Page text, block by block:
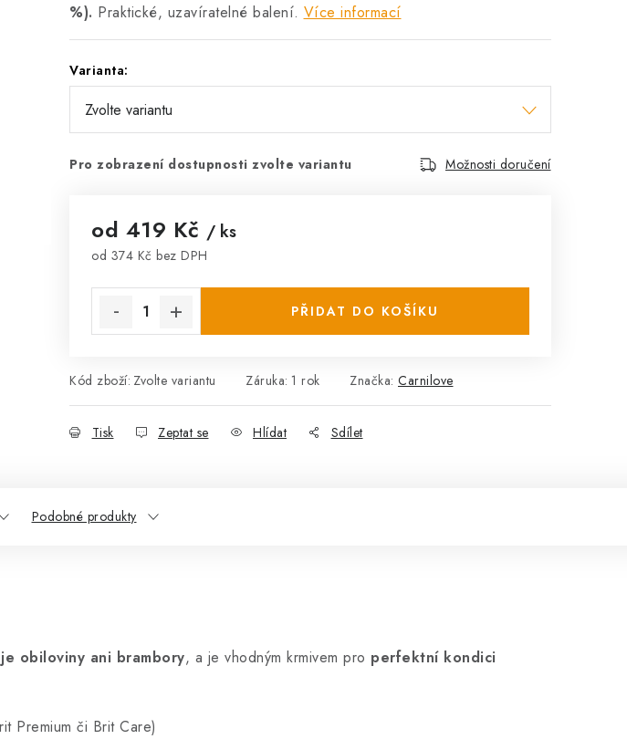
%). Praktické, uzavíratelné balení. Více informací
Varianta:
Pro zobrazení dostupnosti zvolte variantu Možnosti doručení
od 419 Kč / ks
od 374 Kč bez DPH
PŘIDAT DO KOŠÍKU
Kód zboží: Zvolte variantu Záruka: 1 rok Značka: Carnilove
Tisk Zeptat se Hlídat Sdílet
Podobné produkty
obiloviny ani brambory, a je vhodným krmivem pro perfektní kondici
Premium či Brit Care)